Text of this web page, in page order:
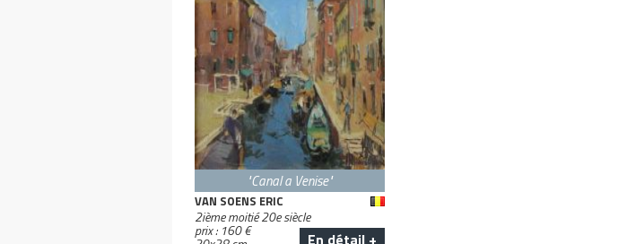
"Canal a Venise"
VAN SOENS ERIC
2ième moitié 20e siècle
En détail +
prix : 160€